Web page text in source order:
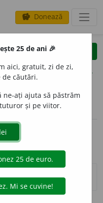
savings Donează
clear
opțiuni
25 de ani 🎉
aici, gratuit, zi de zi,
căutări.
ne-ați ajuta să păstrăm
și pe viitor.